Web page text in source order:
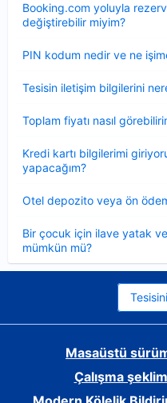
Booking.com yoluyla
değiştirebilir miyim?
PIN kodum nedir ve ne
Tesisin iletişim bilgilerini
Toplam fiyatı nasıl
Kredi kartı bilgilerimi
yapacağım?
Otel depozito veya ön
Bir çocuk için ilave yatak
mümkün mü?
Masaüstü
Çalışma